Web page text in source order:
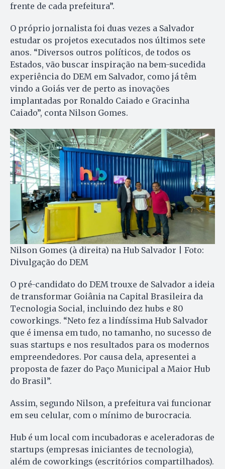
frente de cada prefeitura”.
O próprio jornalista foi duas vezes a Salvador
estudar os projetos executados nos últimos sete
anos. “Diversos outros políticos, de todos os
Estados, vão buscar inspiração na bem-sucedida
experiência do DEM em Salvador, como já têm
vindo a Goiás ver de perto as inovações
implantadas por Ronaldo Caiado e Gracinha
Caiado”, conta Nilson Gomes.
Nilson Gomes (à direita) na Hub Salvador | Foto:
Divulgação do DEM
O pré-candidato do DEM trouxe de Salvador a ideia
de transformar Goiânia na Capital Brasileira da
Tecnologia Social, incluindo dez hubs e 80
coworkings. “Neto fez a lindíssima Hub Salvador
que é imensa em tudo, no tamanho, no sucesso de
suas startups e nos resultados para os modernos
empreendedores. Por causa dela, apresentei a
proposta de fazer do Paço Municipal a Maior Hub
do Brasil”.
Assim, segundo Nilson, a prefeitura vai funcionar
em seu celular, com o mínimo de burocracia.
Hub é um local com incubadoras e aceleradoras de
startups (empresas iniciantes de tecnologia),
além de coworkings (escritórios compartilhados).